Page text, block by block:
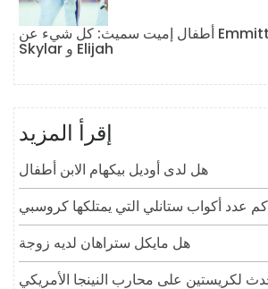
أطفال إميت سميث: كل شيء عن Emmitt و Rheagen و
Skylar و Elijah
إقرأ المزيد
هل لدى أوديل بيكهام الابن أطفال
كم عدد أكواب ستانلي التي يمتلكها كروسبي
هل مايكل ستراهان لديه زوجة
لكريستين على محارب النينجا الأمريكي